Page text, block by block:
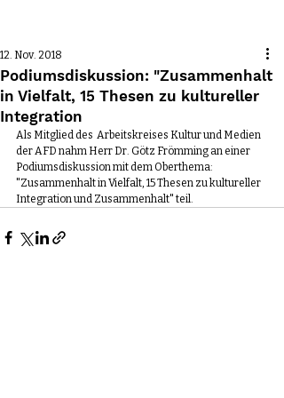
Podiumsdiskussion: "Zusammenhalt
in Vielfalt, 15 Thesen zu kultureller
Integration
12. Nov. 2018
Als Mitglied des  Arbeitskreises Kultur und Medien
der AFD nahm Herr Dr. Götz Frömming an einer
Podiumsdiskussion mit dem Oberthema:
"Zusammenhalt in Vielfalt, 15 Thesen zu kultureller
Integration und Zusammenhalt" teil.